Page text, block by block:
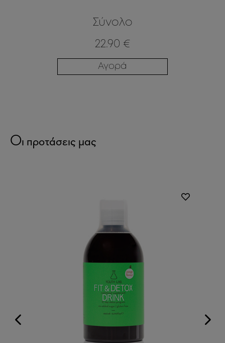
Σύνολο
22.90 €
Αγορά
Οι προτάσεις μας